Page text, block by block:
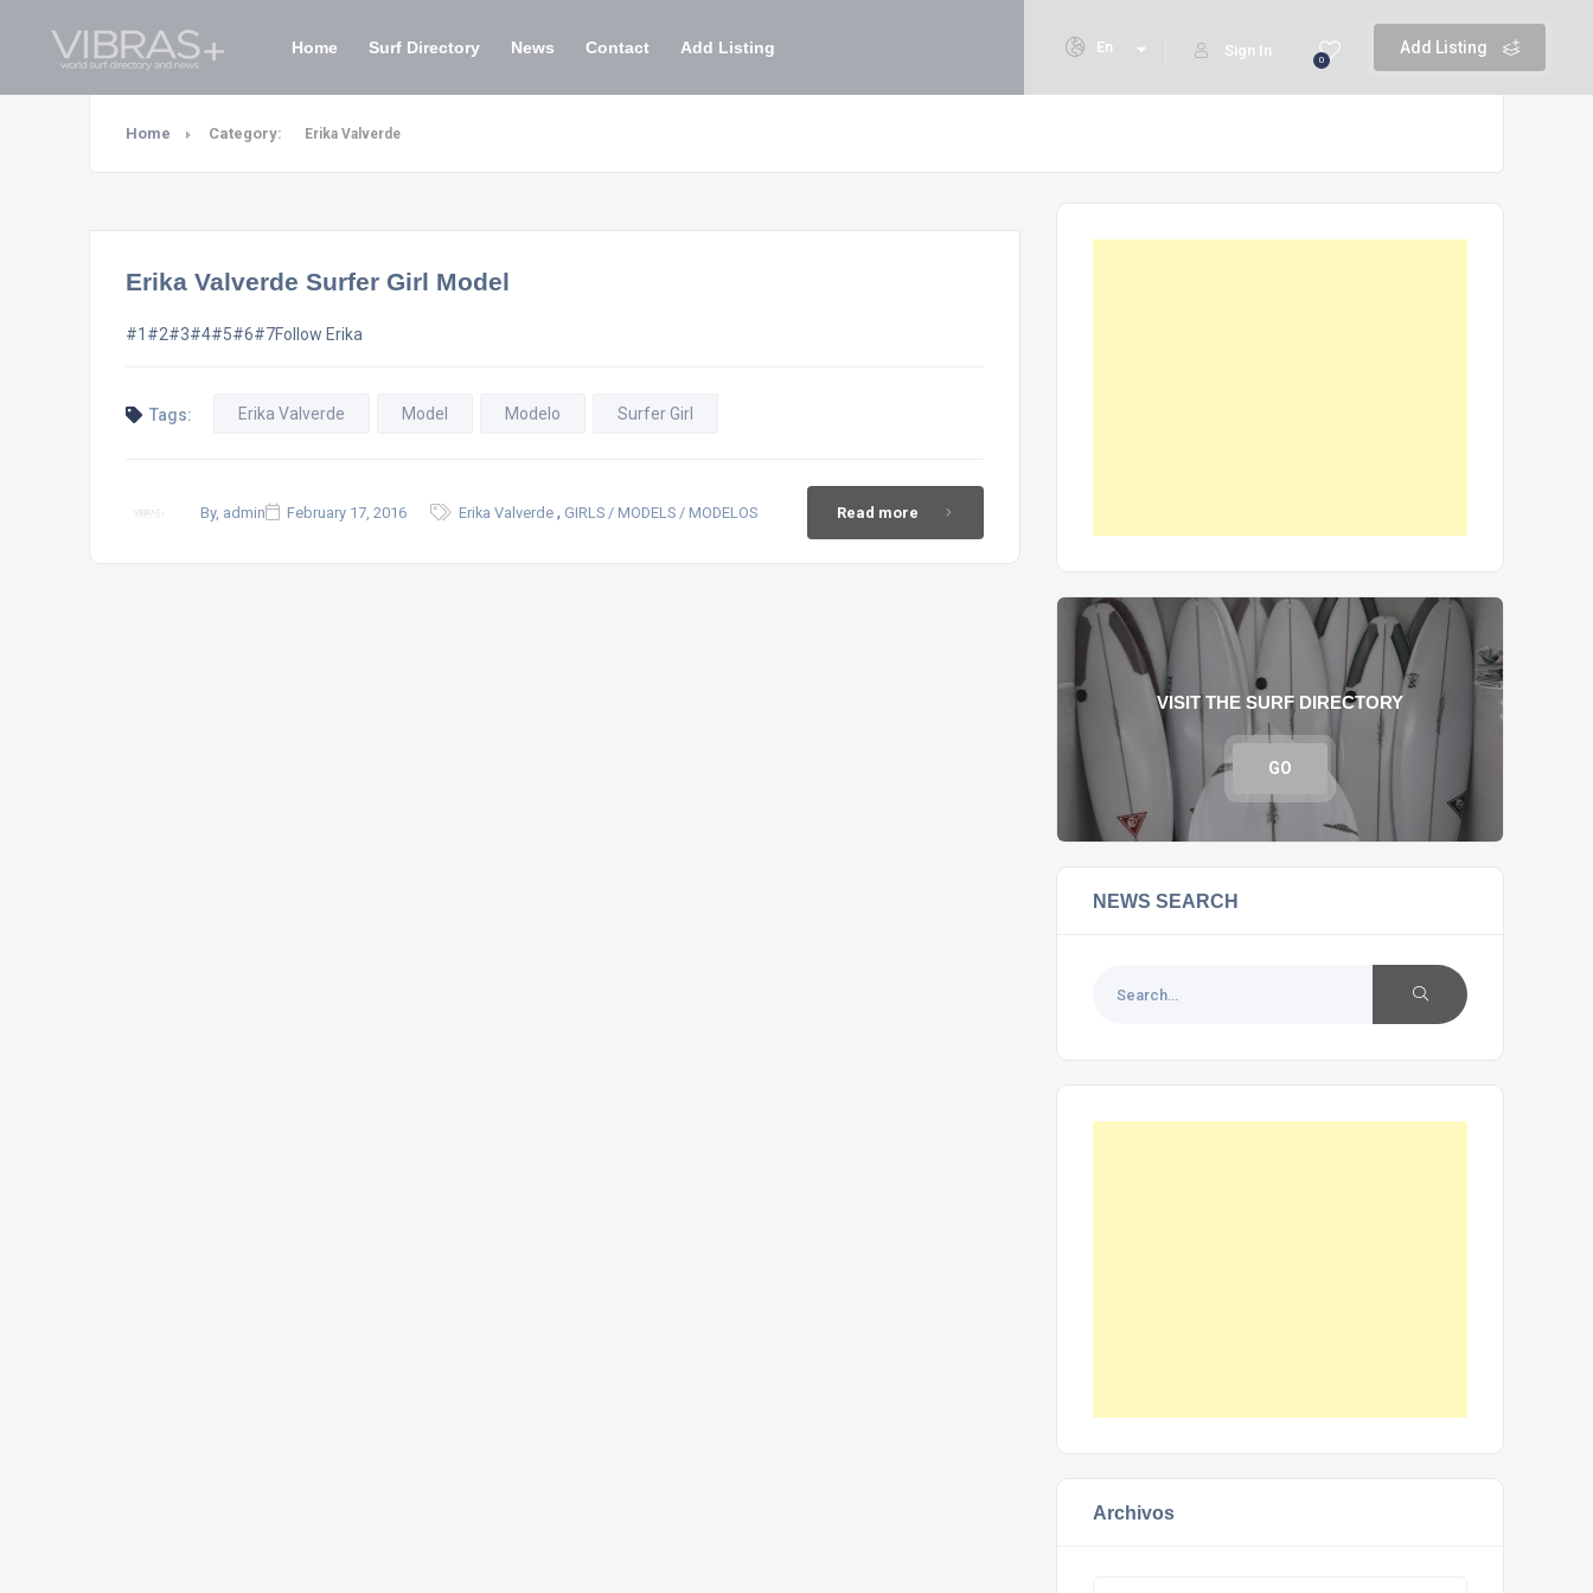
Add Listing
0
Sign In
En
Home Surf Directory News Contact Add Listing
Home Category: Erika Valverde
Erika Valverde Surfer Girl Model
#1#2#3#4#5#6#7Follow Erika
Tags: Erika Valverde Model Modelo Surfer Girl
By, admin February 17, 2016 Erika Valverde , GIRLS / MODELS / MODELOS Read more
VISIT THE SURF DIRECTORY
GO
NEWS SEARCH
Archivos